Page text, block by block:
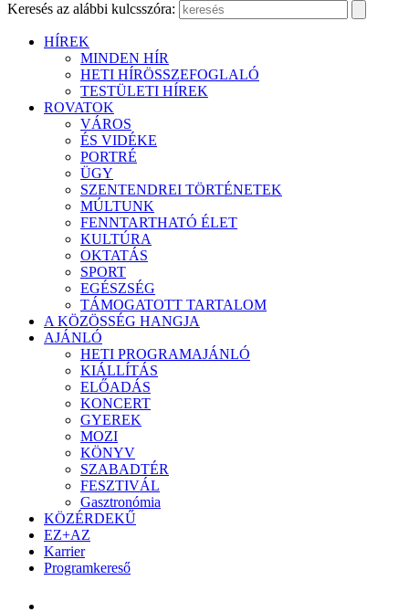
Keresés az alábbi kulcsszóra:
HÍREK
MINDEN HÍR
HETI HÍRÖSSZEFOGLALÓ
TESTÜLETI HÍREK
ROVATOK
VÁROS
ÉS VIDÉKE
PORTRÉ
ÜGY
SZENTENDREI TÖRTÉNETEK
MÚLTUNK
FENNTARTHATÓ ÉLET
KULTÚRA
OKTATÁS
SPORT
EGÉSZSÉG
TÁMOGATOTT TARTALOM
A KÖZÖSSÉG HANGJA
AJÁNLÓ
HETI PROGRAMAJÁNLÓ
KIÁLLÍTÁS
ELŐADÁS
KONCERT
GYEREK
MOZI
KÖNYV
SZABADTÉR
FESZTIVÁL
Gasztronómia
KÖZÉRDEKŰ
EZ+AZ
Karrier
Programkereső